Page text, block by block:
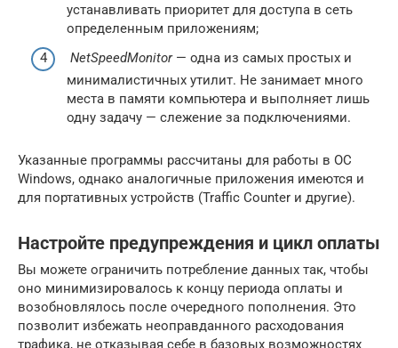
устанавливать приоритет для доступа в сеть
определенным приложениям;
NetSpeedMonitor— одна из самых простых и
минималистичных утилит. Не занимает много
места в памяти компьютера и выполняет лишь
одну задачу — слежение за подключениями.
Указанные программы рассчитаны для работы в ОС
Windows, однако аналогичные приложения имеются и
для портативных устройств (Traffic Counter и другие).
Настройте предупреждения и цикл оплаты
Вы можете ограничить потребление данных так, чтобы
оно минимизировалось к концу периода оплаты и
возобновлялось после очередного пополнения. Это
позволит избежать неоправданного расходования
трафика, не отказывая себе в базовых возможностях